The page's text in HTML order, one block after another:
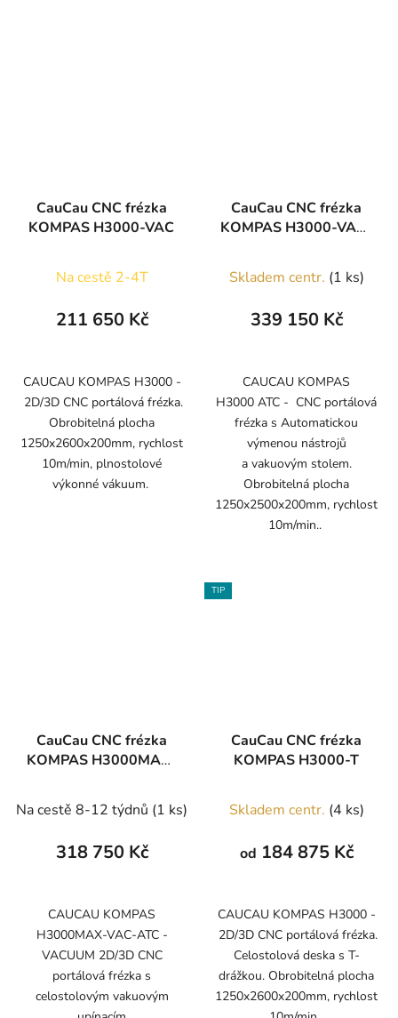
CauCau CNC frézka
KOMPAS H3000-VAC
Na cestě 2-4T
211 650 Kč
CAUCAU KOMPAS H3000 -
2D/3D CNC portálová frézka.
Obrobitelná plocha
1250x2600x200mm, rychlost
10m/min, plnostolové
výkonné vákuum.
CauCau CNC frézka
KOMPAS H3000-VAC-
Skladem centr. (1 ks)
339 150 Kč
CAUCAU KOMPAS
H3000 ATC - CNC portálová
frézka s Automatickou
výmenou nástrojů
a vakuovým stolem.
Obrobitelná plocha
1250x2500x200mm, rychlost
10m/min..
CauCau CNC frézka
KOMPAS H3000MAX-
Na cestě 8-12 týdnů (1 ks)
318 750 Kč
CAUCAU KOMPAS
H3000MAX-VAC-ATC -
VACUUM 2D/3D CNC
portálová frézka s
celostolovým vakuovým
TIP
CauCau CNC frézka
KOMPAS H3000-T
Skladem centr. (4 ks)
od 184 875 Kč
CAUCAU KOMPAS H3000 -
2D/3D CNC portálová frézka.
Celostolová deska s T-
drážkou. Obrobitelná plocha
1250x2600x200mm, rychlost